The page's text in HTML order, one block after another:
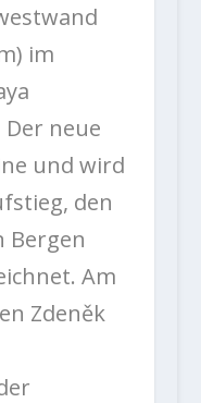
im
neue
und wird
den
Bergen
Am
Zdeněk